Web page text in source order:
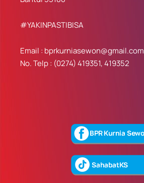
#YAKINPASTIBISA
Email : bprkurniasewon@gmail.com
No. Telp : (0274) 419351, 419352